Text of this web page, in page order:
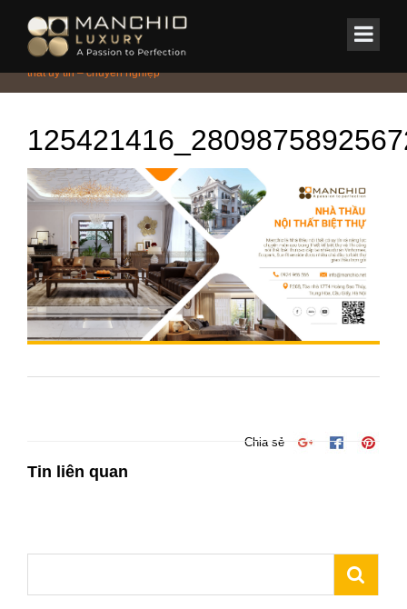
Home/Tin Tức & Sự Kiện/Tuyệt chiêu bỏ túi khi lựa chọn nhà thầu nội
thất uy tín – chuyên nghiệp
Chia sẻ
Tin liên quan